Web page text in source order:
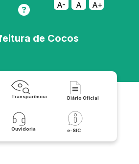
A- A A+
de Cocos
Transparência Diário Oficial
Ouvidoria e-SIC